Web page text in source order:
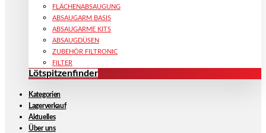
FLÄCHENABSAUGUNG
ABSAUGARM BASIS
ABSAUGARME KITS
ABSAUGDÜSEN
ZUBEHÖR FILTRONIC
FILTER
Lötspitzenfinder
Kategorien
Lagerverkauf
Aktuelles
Über uns